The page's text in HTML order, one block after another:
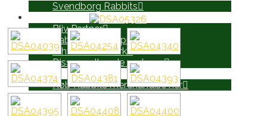
Svendborg Rabbits
PARTNERE
Bliv Partner
Rabbits Partnerprospekt
Erhvervsnetværk
Disse er allerede partnere
WEB SHOP
Køb Rabbits merchandise her
SEARCH